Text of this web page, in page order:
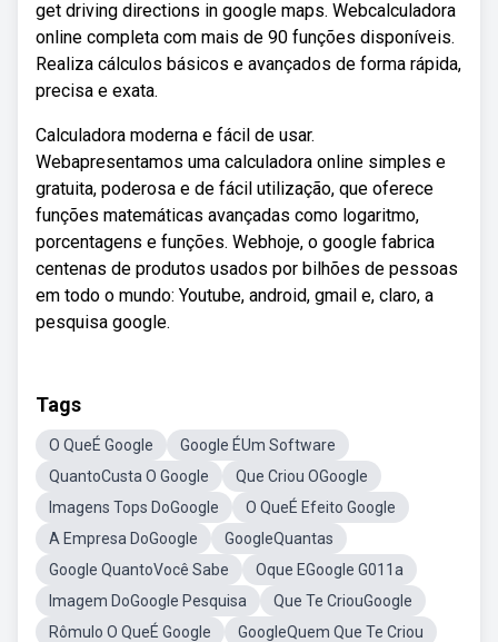
get driving directions in google maps. Webcalculadora
online completa com mais de 90 funções disponíveis.
Realiza cálculos básicos e avançados de forma rápida,
precisa e exata.
Calculadora moderna e fácil de usar.
Webapresentamos uma calculadora online simples e
gratuita, poderosa e de fácil utilização, que oferece
funções matemáticas avançadas como logaritmo,
porcentagens e funções. Webhoje, o google fabrica
centenas de produtos usados por bilhões de pessoas
em todo o mundo: Youtube, android, gmail e, claro, a
pesquisa google.
Tags
O QueÉ Google
Google ÉUm Software
QuantoCusta O Google
Que Criou OGoogle
Imagens Tops DoGoogle
O QueÉ Efeito Google
A Empresa DoGoogle
GoogleQuantas
Google QuantoVocê Sabe
Oque EGoogle G011a
Imagem DoGoogle Pesquisa
Que Te CriouGoogle
Rômulo O QueÉ Google
GoogleQuem Que Te Criou